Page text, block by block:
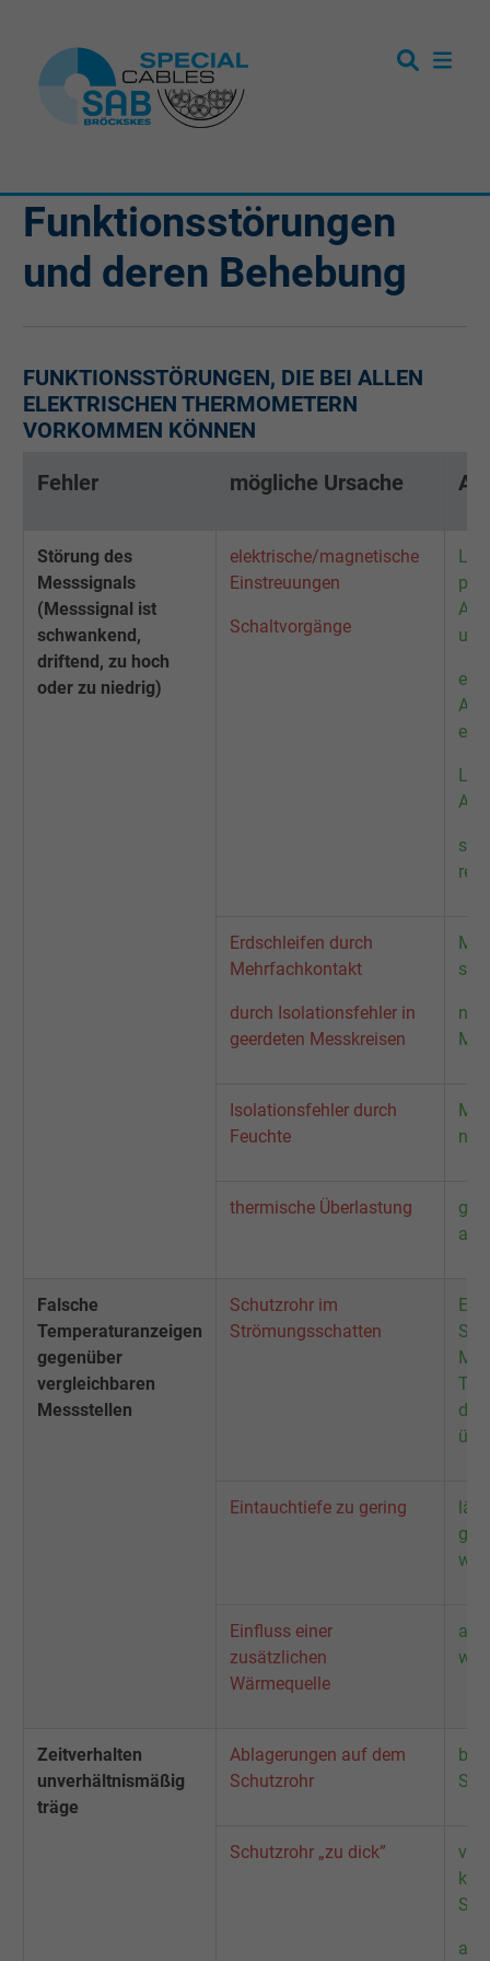
Funktionsstörungen
und deren Behebung
FUNKTIONSSTÖRUNGEN, DIE BEI ALLEN
ELEKTRISCHEN THERMOMETERN
VORKOMMEN KÖNNEN
Fehler
mögliche Ursache
Störung des
Messsignals
(Messsignal ist
schwankend,
driftend, zu hoch
oder zu niedrig)
elektrische/magnetische
Einstreuungen
Schaltvorgänge
Erdschleifen durch
Mehrfachkontakt
durch Isolationsfehler in
geerdeten Messkreisen
nur
Isolationsfehler durch
Feuchte
thermische Überlastung
Falsche
Temperaturanzeigen
gegenüber
vergleichbaren
Messstellen
Schutzrohr im
Strömungsschatten
Eintauchtiefe zu gering
Einfluss einer
zusätzlichen
Wärmequelle
Zeitverhalten
unverhältnismäßig
träge
Ablagerungen auf dem
Schutzrohr
bei
Schutzrohr „zu dick”